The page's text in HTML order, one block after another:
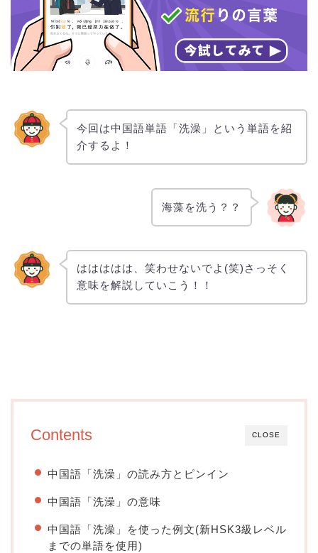
今回は中国語単語「洗澡」という単語を紹
介するよ！
海藻を洗う？？
ははははは、笑わせないでよ(笑)さっそく
意味を解説していこう！！
CLOSE
Contents
中国語「洗澡」の読み方とピンイン
中国語「洗澡」の意味
中国語「洗澡」を使った例文(新HSK3級レベル
までの単語を使用)